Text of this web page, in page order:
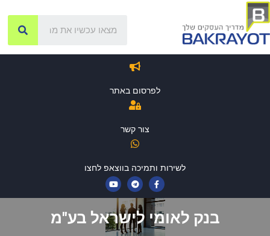
לפרסום באתר
צור קשר
לשירות ותמיכה בווצאפ לחצו
בנק לאומי לישראל בע"מ